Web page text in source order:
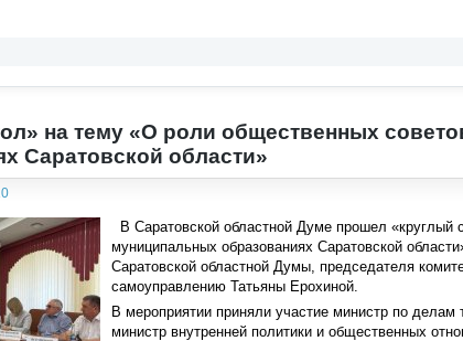
на тему «О роли общественных
Саратовской области»
В Саратовской областной Думе прошел
муниципальных образованиях Саратовской
Саратовской областной Думы, председателя
самоуправлению Татьяны Ерохиной.
В мероприятии приняли участие министр по делам
министр внутренней политики и общественных